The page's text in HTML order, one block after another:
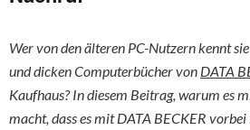
Wer von den älteren PC-Nutzern kennt
und dicken Computerbücher von DATA
Kaufhaus? In diesem Beitrag, warum es
macht, dass es mit DATA BECKER